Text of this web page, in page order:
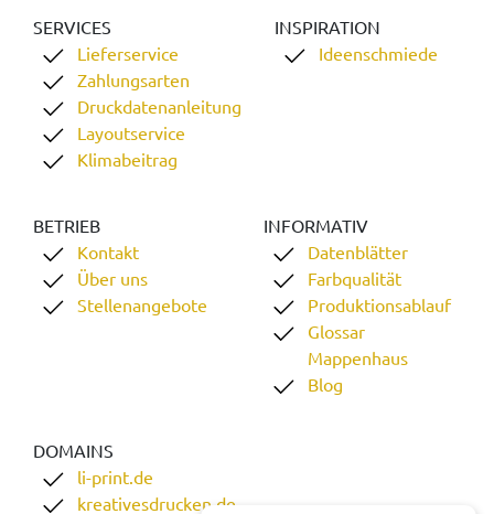
SERVICES
Lieferservice
Zahlungsarten
Druckdatenanleitung
Layoutservice
Klimabeitrag
INSPIRATION
Ideenschmiede
BETRIEB
Kontakt
Über uns
Stellenangebote
INFORMATIV
Datenblätter
Farbqualität
Produktionsablauf
Glossar
Mappenhaus
Blog
DOMAINS
li-print.de
kreativesdrucken.de